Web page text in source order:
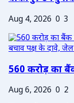
Aug 4, 2026 0 3
560 करोड़ का
Aug 6, 2026 0 2